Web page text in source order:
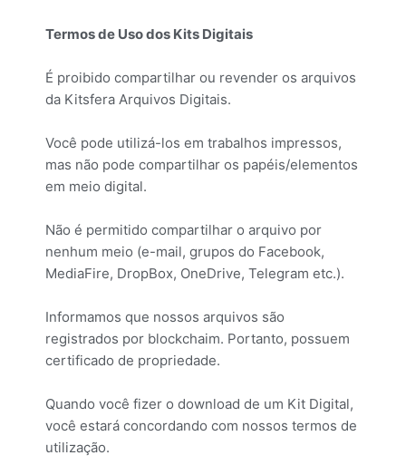
Termos de Uso dos Kits Digitais
É proibido compartilhar ou revender os arquivos
da Kitsfera Arquivos Digitais.
Você pode utilizá-los em trabalhos impressos,
mas não pode compartilhar os papéis/elementos
em meio digital.
Não é permitido compartilhar o arquivo por
nenhum meio (e-mail, grupos do Facebook,
MediaFire, DropBox, OneDrive, Telegram etc.).
Informamos que nossos arquivos são
registrados por blockchaim. Portanto, possuem
certificado de propriedade.
Quando você fizer o download de um Kit Digital,
você estará concordando com nossos termos de
utilização.